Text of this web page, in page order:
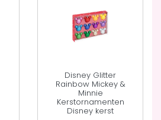
Disney Glitter
Rainbow Mickey &
Minnie
Kerstornamenten
Disney kerst